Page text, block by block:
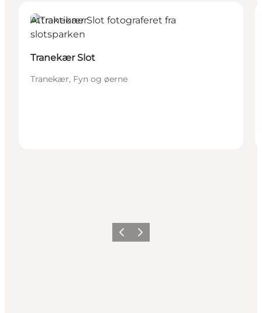
Attraktioner
Tranekær Slot
Tranekær, Fyn og øerne
ForrigeNæste